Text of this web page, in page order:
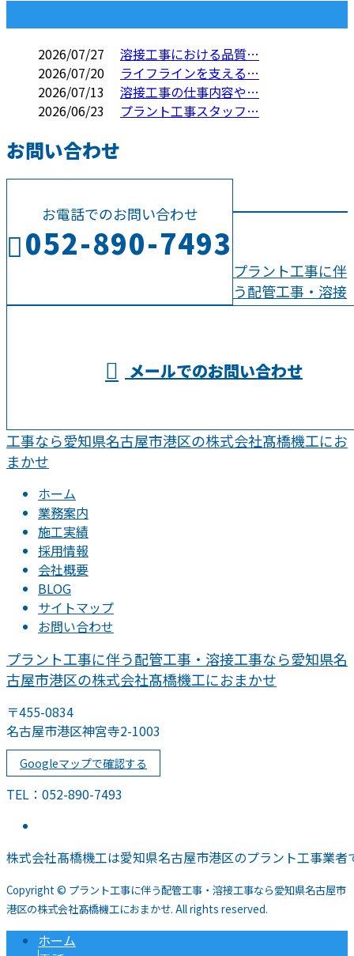
2026/07/27
溶接工事における品質…
2026/07/20
ライフラインを支える…
2026/07/13
溶接工事の仕事内容や…
2026/06/23
プラント工事スタッフ…
お問い合わせ
お電話でのお問い合わせ
052-890-7493
メールでのお問い合わせ
プラント工事に伴
う配管工事・溶接
工事なら愛知県名古屋市港区の株式会社髙橋機工にお
まかせ
ホーム
業務案内
施工実績
採用情報
会社概要
BLOG
サイトマップ
お問い合わせ
プラント工事に伴う配管工事・溶接工事なら愛知県名
古屋市港区の株式会社髙橋機工におまかせ
〒455-0834
名古屋市港区神宮寺2-1003
Googleマップで確認する
TEL：052-890-7493
株式会社髙橋機工は愛知県名古屋市港区のプラント工事業者
Copyright © プラント工事に伴う配管工事・溶接工事なら愛知県名古屋市
港区の株式会社髙橋機工におまかせ. All rights reserved.
ホーム